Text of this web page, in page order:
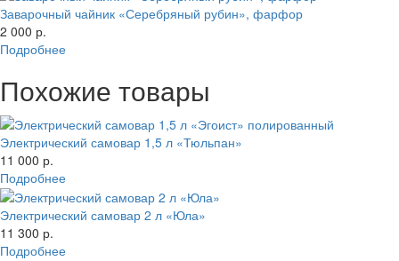
Заварочный чайник «Серебряный рубин», фарфор
2 000 р.
Подробнее
Похожие товары
Электрический самовар 1,5 л «Тюльпан»
11 000 р.
Подробнее
Электрический самовар 2 л «Юла»
11 300 р.
Подробнее